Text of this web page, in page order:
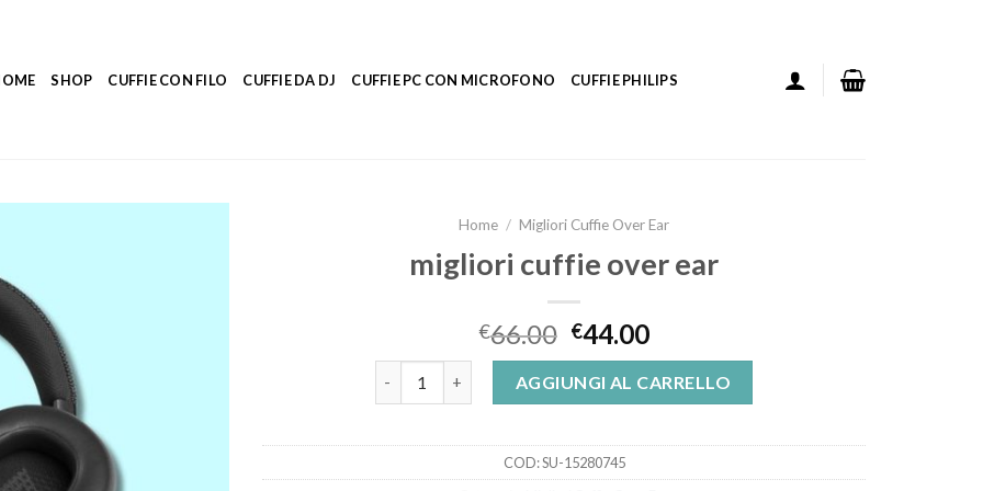
SHOP CUFFIE CON FILO CUFFIE DA DJ CUFFIE PC CON MICROFONO CUFFIE PHILIPS
Home / Migliori Cuffie Over Ear
migliori cuffie over ear
€66.00 €44.00
AGGIUNGI AL CARRELLO
COD:SU-15280745